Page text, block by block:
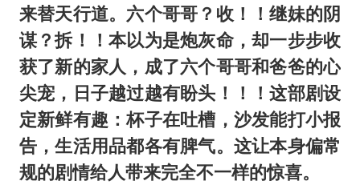
来替天行道。六个哥哥？收！！继妹的阴
谋？拆！！本以为是炮灰命，却一步步收
获了新的家人，成了六个哥哥和爸爸的心
尖宠，日子越过越有盼头！！！这部剧设
定新鲜有趣：杯子在吐槽，沙发能打小报
告，生活用品都各有脾气。这让本身偏常
规的剧情给人带来完全不一样的惊喜。